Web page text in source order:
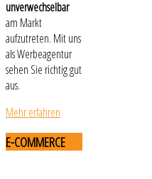
unverwechselbar
am Markt
aufzutreten. Mit uns
als Werbeagentur
sehen Sie richtig gut
aus.
Mehr erfahren
E-COMMERCE